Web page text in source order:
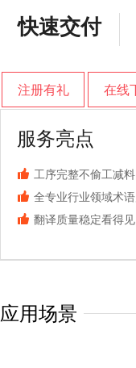
快速交付
注册有礼 在线
服务亮点
工序完整不偷工减料
全专业行业领域术
翻译质量稳定看得见
应用场景